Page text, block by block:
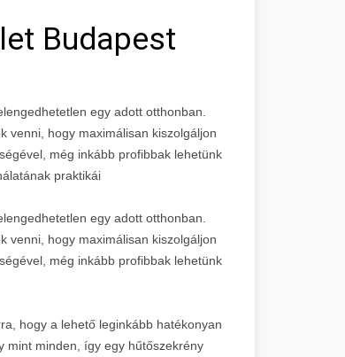
Budapest
egy adott otthonban.
venni, hogy maximálisan kiszolgáljon
még inkább profibbak lehetünk
praktikái
egy adott otthonban.
venni, hogy maximálisan kiszolgáljon
még inkább profibbak lehetünk
hogy a lehető leginkább hatékonyan
mint minden, így egy hűtőszekrény